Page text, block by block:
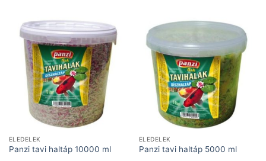
ELEDELEK
Panzi tavi haltáp 10000 ml
ELEDELEK
Panzi tavi haltáp 5000 ml